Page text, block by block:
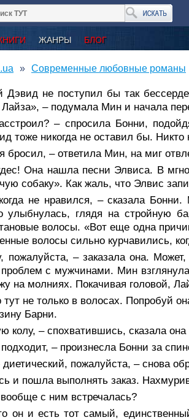
ЖАНРЫ БЛОГ
Современные любовные романы
Дэвид не поступил бы так
– подумала Мин и начала
– спросила Бонни,
тоже никогда не оставил бы.
– ответила Мин, на миг
Она нашла песни Элвиса. В
собаку». Как жаль, что Элвис
не нравился, – сказала
улыбнулась, глядя на стройную
волосы. «Вот еще одна
волосы сильно курчавились,
пожалуйста, – заказала она.
с мужчинами. Мин
на молниях. Покачивая головой,
не только в волосах. Попробуй
Барни.
колу, – спохватившись, сказала
– произнесла Бонни за
пожалуйста, – снова
и пошла выполнять заказ.
с ним встречалась?
он и есть тот самый,